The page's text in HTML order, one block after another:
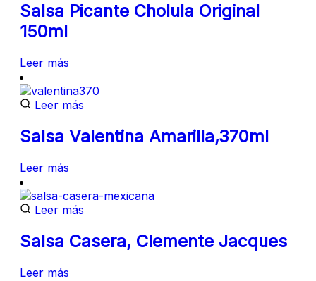
Salsa Picante Cholula Original
150ml
Leer más
Leer más
Salsa Valentina Amarilla,370ml
Leer más
Leer más
Salsa Casera, Clemente Jacques
Leer más